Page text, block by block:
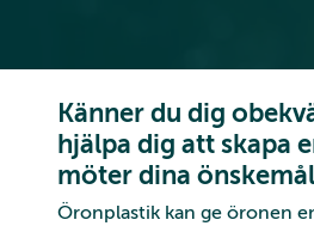
Känner du dig
hjälpa dig att skapa
möter dina
Öronplastik kan ge öronen